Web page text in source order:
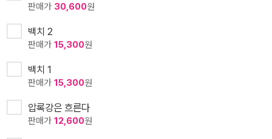
판매가 30,600원
백치 2
판매가 15,300원
백치 1
판매가 15,300원
압록강은 흐른다
판매가 12,600원